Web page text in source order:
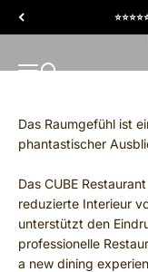
MENÚ
Buscar
Das Raumgefühl ist
phantastischer
Das CUBE
reduzierte Interieur
unterstützt den
professionelle
a new dining